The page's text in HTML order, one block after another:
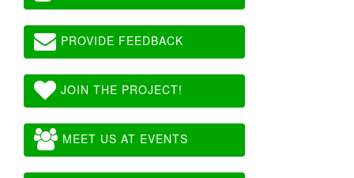
PROVIDE FEEDBACK
JOIN THE PROJECT!
MEET US AT EVENTS